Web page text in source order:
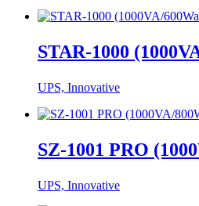
STAR-1000
UPS, Innovative
SZ-1001 PRO
UPS, Innovative